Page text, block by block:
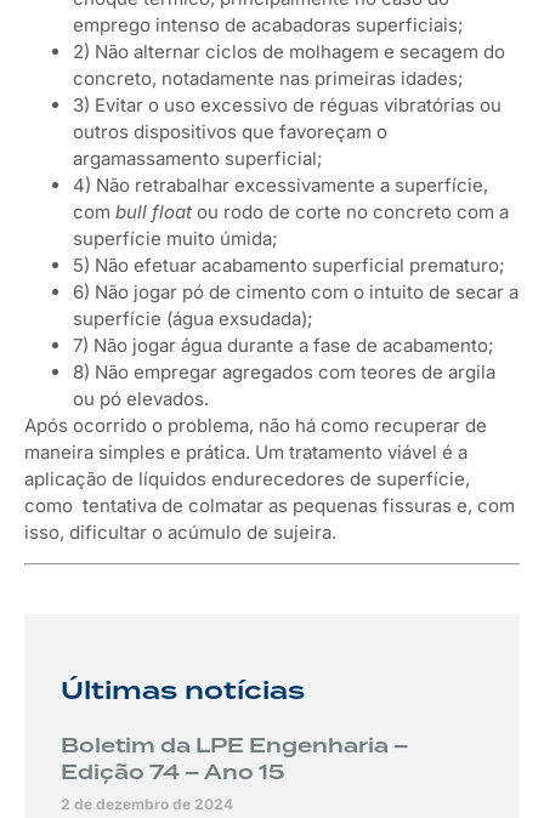
emprego intenso de acabadoras superficiais;
2) Não alternar ciclos de molhagem e secagem do
concreto, notadamente nas primeiras idades;
3) Evitar o uso excessivo de réguas vibratórias ou
outros dispositivos que favoreçam o
argamassamento superficial;
4) Não retrabalhar excessivamente a superfície,
com bull float ou rodo de corte no concreto com a
superfície muito úmida;
5) Não efetuar acabamento superficial prematuro;
6) Não jogar pó de cimento com o intuito de secar a
superfície (água exsudada);
7) Não jogar água durante a fase de acabamento;
8) Não empregar agregados com teores de argila
ou pó elevados.
Após ocorrido o problema, não há como recuperar de
maneira simples e prática. Um tratamento viável é a
aplicação de líquidos endurecedores de superfície,
como tentativa de colmatar as pequenas fissuras e, com
isso, dificultar o acúmulo de sujeira.
Últimas notícias
Boletim da LPE Engenharia –
Edição 74 – Ano 15
2 de dezembro de 2024